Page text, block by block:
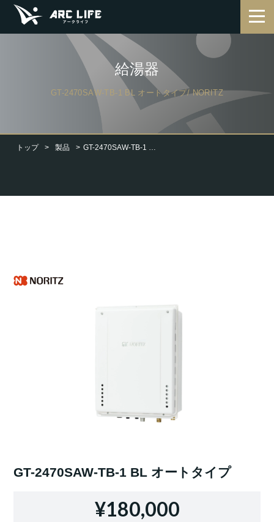
トップ 製品 GT-2470SAW-TB-1 BL オートタイプ
給湯器
GT-2470SAW-TB-1 BL オートタイプ/ NORITZ
GT-2470SAW-TB-1 BL オートタイプ
¥180,000